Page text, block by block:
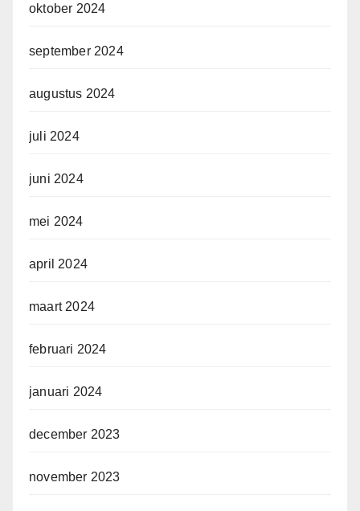
oktober 2024
september 2024
augustus 2024
juli 2024
juni 2024
mei 2024
april 2024
maart 2024
februari 2024
januari 2024
december 2023
november 2023